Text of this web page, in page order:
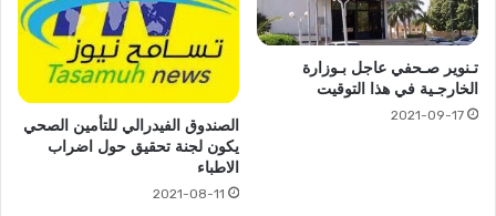
تـنوير صـحفي عاجل بـوزارة
الخارجـية في هذا التوقيت
2021-09-17
الصندوق الفيدرالي للتأمين الصحي
يكون لجنة تحقيق حول اضراب
الاطباء
2021-08-11